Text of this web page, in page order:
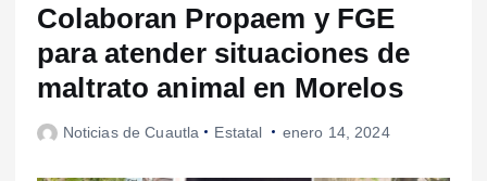
Colaboran Propaem y FGE
para atender situaciones de
maltrato animal en Morelos
Noticias de Cuautla Estatal enero 14, 2024